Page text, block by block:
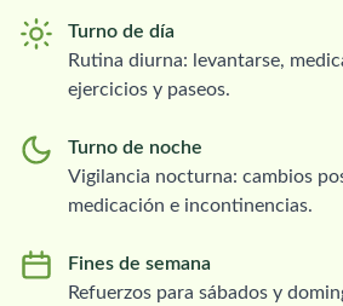
Turno de día
Rutina diurna: levantarse,
ejercicios y paseos.
Turno de noche
Vigilancia nocturna: cambios
medicación e incontinencias.
Fines de semana
Refuerzos para sábados y